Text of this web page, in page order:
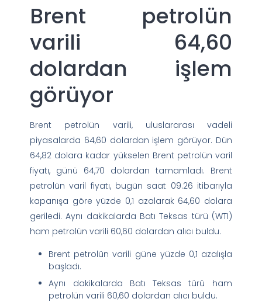
Brent petrolün
varili 64,60
dolardan işlem
görüyor
Brent petrolün varili, uluslararası vadeli
piyasalarda 64,60 dolardan işlem görüyor. Dün
64,82 dolara kadar yükselen Brent petrolün varil
fiyatı, günü 64,70 dolardan tamamladı. Brent
petrolün varil fiyatı, bugün saat 09.26 itibarıyla
kapanışa göre yüzde 0,1 azalarak 64,60 dolara
geriledi. Aynı dakikalarda Batı Teksas türü (WTI)
ham petrolün varili 60,60 dolardan alıcı buldu.
Brent petrolün varili güne yüzde 0,1 azalışla
başladı.
Aynı dakikalarda Batı Teksas türü ham
petrolün varili 60,60 dolardan alıcı buldu.